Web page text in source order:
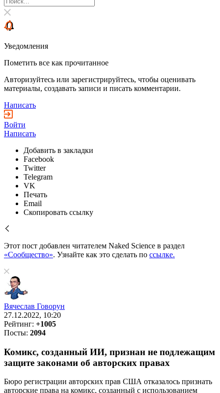
Уведомления
Пометить все как прочитанное
Авторизуйтесь или зарегистрируйтесь, чтобы оценивать
материалы, создавать записи и писать комментарии.
Написать
Войти
Написать
Добавить в закладки
Facebook
Twitter
Telegram
VK
Печать
Email
Скопировать ссылку
Этот пост добавлен читателем Naked Science в раздел
«Сообщество». Узнайте как это сделать по ссылке.
Вячеслав Говорун
27.12.2022, 10:20
Рейтинг: +1005
Посты: 2094
Комикс, созданный ИИ, признан не подлежащим
защите законами об авторских правах
Бюро регистрации авторских прав США отказалось признать
авторские права на комикс, созданный с использованием